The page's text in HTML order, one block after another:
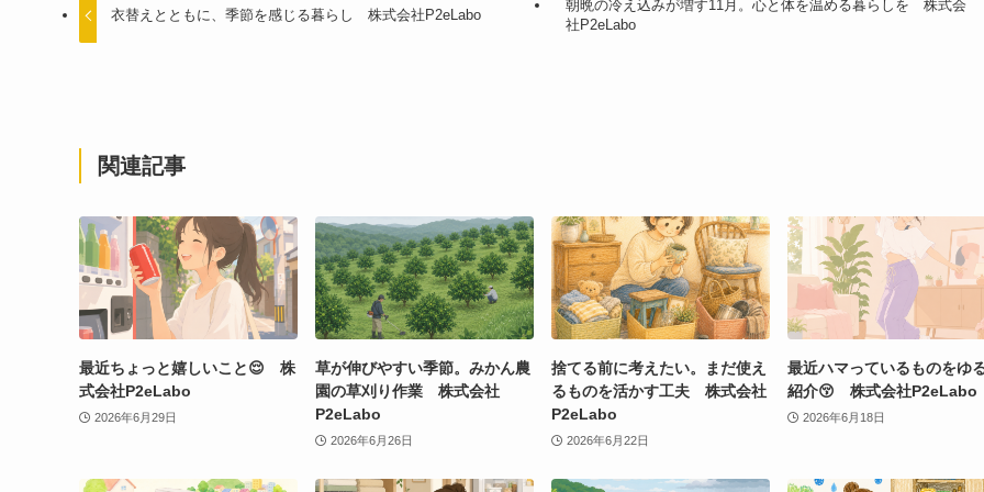
衣替えとともに、季節を感じる暮らし 株式会社P2eLabo
朝晩の冷え込みが増す11月。心と体を温める暮らしを 株式会
社P2eLabo
関連記事
最近ちょっと嬉しいこと😌 株
式会社P2eLabo
2026年6月29日
草が伸びやすい季節。みかん農
園の草刈り作業 株式会社
P2eLabo
2026年6月26日
捨てる前に考えたい。まだ使え
るものを活かす工夫 株式会社
P2eLabo
2026年6月22日
最近ハマっているものをゆ
紹介😚 株式会社P2eLabo
2026年6月18日